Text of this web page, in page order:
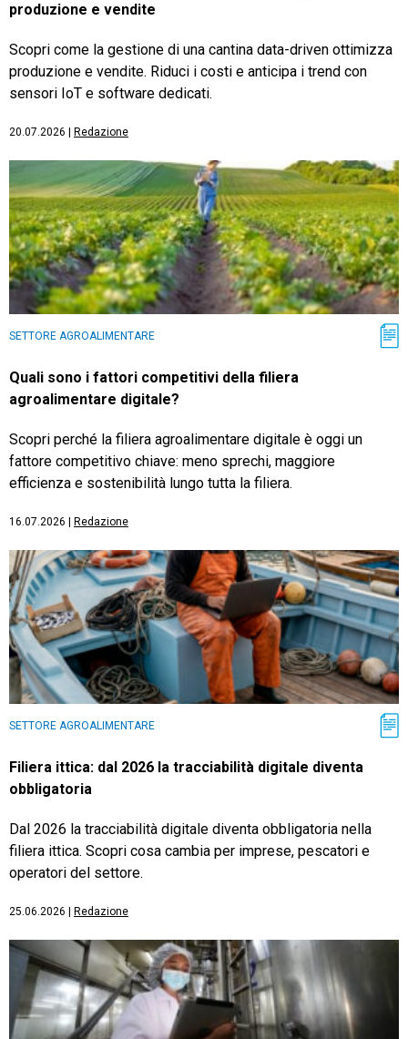
produzione e vendite
Scopri come la gestione di una cantina data-driven ottimizza
produzione e vendite. Riduci i costi e anticipa i trend con
sensori IoT e software dedicati.
20.07.2026 Redazione
SETTORE AGROALIMENTARE
Quali sono i fattori competitivi della filiera
agroalimentare digitale?
Scopri perché la filiera agroalimentare digitale è oggi un
fattore competitivo chiave: meno sprechi, maggiore
efficienza e sostenibilità lungo tutta la filiera.
16.07.2026 Redazione
SETTORE AGROALIMENTARE
Filiera ittica: dal 2026 la tracciabilità digitale diventa
obbligatoria
Dal 2026 la tracciabilità digitale diventa obbligatoria nella
filiera ittica. Scopri cosa cambia per imprese, pescatori e
operatori del settore.
25.06.2026 Redazione